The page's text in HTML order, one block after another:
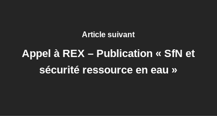
Article suivant
Appel à REX – Publication « SfN et
sécurité ressource en eau »